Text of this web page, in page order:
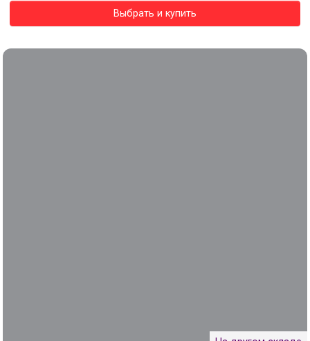
Выбрать и купить